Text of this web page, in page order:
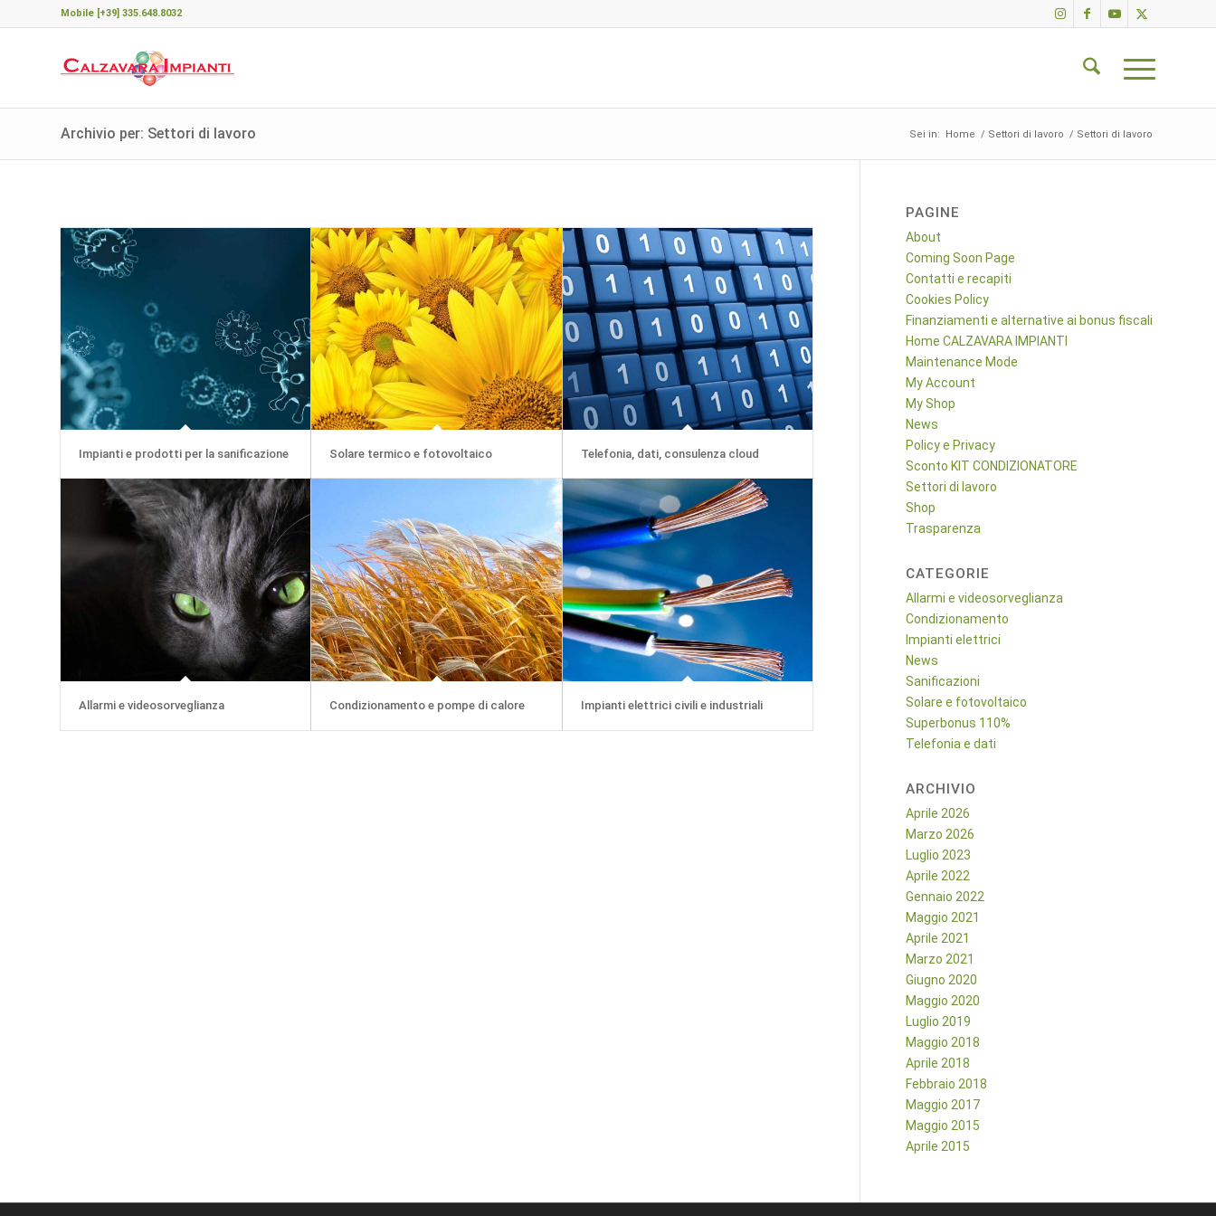
Mobile [+39] 335.648.8032
Archivio per: Settori di lavoro Sei in: Home / Settori di lavoro / Settori di lavoro
Impianti e prodotti per la sanificazione Solare termico e fotovoltaico Telefonia, dati, consulenza cloud
Allarmi e videosorveglianza Condizionamento e pompe di calore Impianti elettrici civili e industriali
PAGINE
About
Coming Soon Page
Contatti e recapiti
Cookies Policy
Finanziamenti e alternative ai bonus fiscali
Home CALZAVARA IMPIANTI
Maintenance Mode
My Account
My Shop
News
Policy e Privacy
Sconto KIT CONDIZIONATORE
Settori di lavoro
Shop
Trasparenza
CATEGORIE
Allarmi e videosorveglianza
Condizionamento
Impianti elettrici
News
Sanificazioni
Solare e fotovoltaico
Superbonus 110%
Telefonia e dati
ARCHIVIO
Aprile 2026
Marzo 2026
Luglio 2023
Aprile 2022
Gennaio 2022
Maggio 2021
Aprile 2021
Marzo 2021
Giugno 2020
Maggio 2020
Luglio 2019
Maggio 2018
Aprile 2018
Febbraio 2018
Maggio 2017
Maggio 2015
Aprile 2015